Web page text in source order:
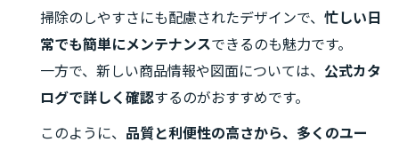
掃除のしやすさにも配慮されたデザインで、 忙しい日
常でも簡単にメンテナンスできるのも魅力です。
一方で、新しい商品情報や図面については、 公式カタ
ログで詳しく確認するのがおすすめです。
このように、 品質と利便性の高さから、多くのユー